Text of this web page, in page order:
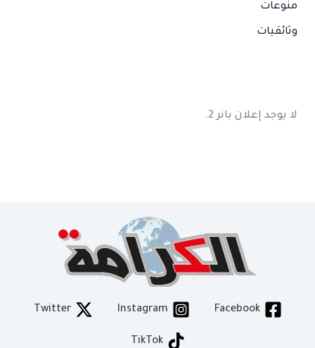
منوعات
وثائقيات
لا يوجد إعلان بانر 2.
Facebook
Instagram
Twitter
TikTok